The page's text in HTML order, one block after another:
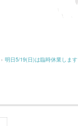
› 明日5/19(日)は臨時休業します